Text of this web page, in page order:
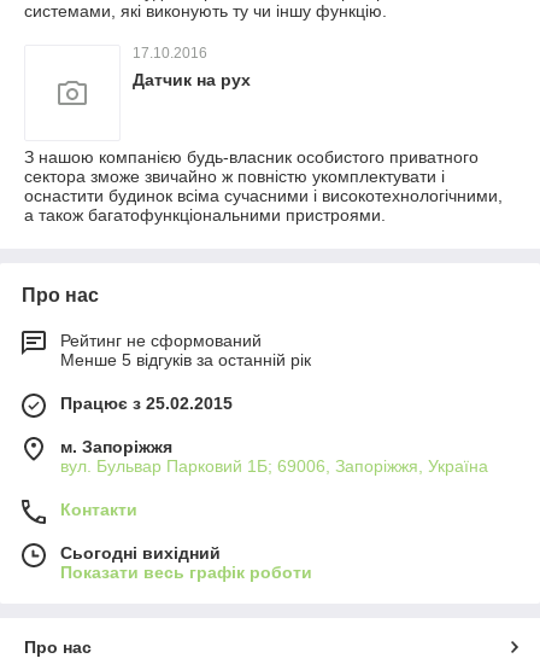
системами, які виконують ту чи іншу функцію.
17.10.2016
Датчик на рух
З нашою компанією будь-власник особистого приватного
сектора зможе звичайно ж повністю укомплектувати і
оснастити будинок всіма сучасними і високотехнологічними,
а також багатофункціональними пристроями.
Про нас
Рейтинг не сформований
Менше 5 відгуків за останній рік
Працює з 25.02.2015
м. Запоріжжя
вул. Бульвар Парковий 1Б; 69006, Запоріжжя, Україна
Контакти
Сьогодні вихідний
Показати весь графік роботи
Про нас